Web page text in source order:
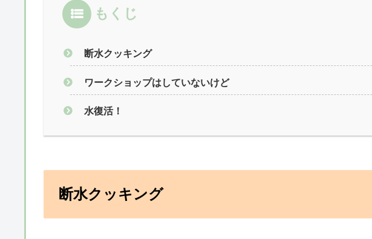
もくじ
断水クッキング
ワークショップはしていないけど
水復活！
断水クッキング